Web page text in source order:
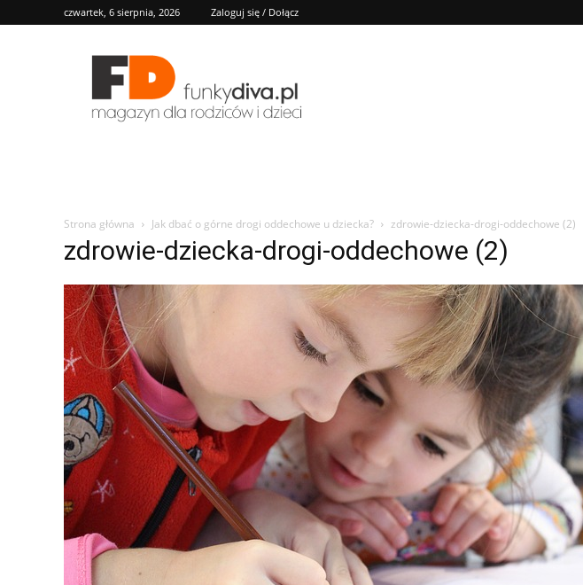
czwartek, 6 sierpnia, 2026 Zaloguj się / Dołącz
FD
Strona główna Jak dbać o górne drogi oddechowe u dziecka? zdrowie-dziecka-drogi-oddechowe (2)
zdrowie-dziecka-drogi-oddechowe (2)